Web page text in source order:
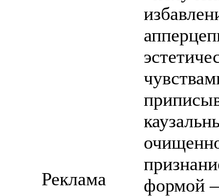
формой
Реклама